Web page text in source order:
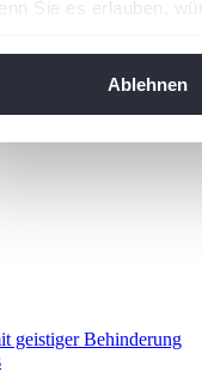
Sie es erlauben,
werden.
Ablehnen
geistiger Behinderung